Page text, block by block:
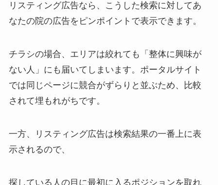
リスティング広告なら、こうした検索に対してあ
なたの院の広告をピンポイントで表示できます。
チラシの場合、エリアは絞れても「整体に興味が
ない人」にも届いてしまいます。ポータルサイト
では同じページに競合がずらりと並ぶため、比較
されて埋もれがちです。
一方、リスティング広告は検索結果の一番上に表
示されるので、
探している人の目に最初に入るポジションを取れ